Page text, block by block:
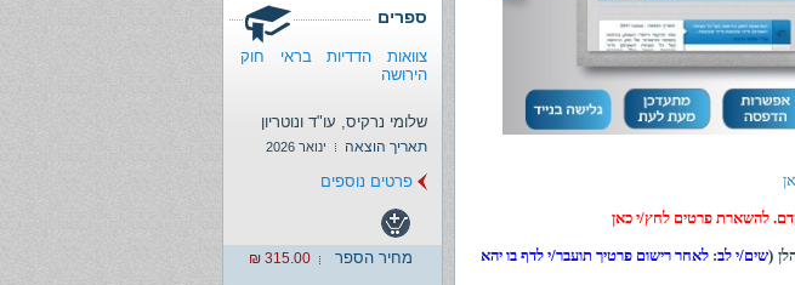
להשארת פרטים לחץ/י כאן
(שים/י לב: לאחר רישום פרטיך תועבר/י לדף בו יהא
ספרים
צוואות הדדיות בראי חוק
הירושה
שלומי נרקיס, עו"ד ונוטריון
תאריך הוצאה ינואר 2026
מחיר הספר 315.00 ₪
פרטים נוספים